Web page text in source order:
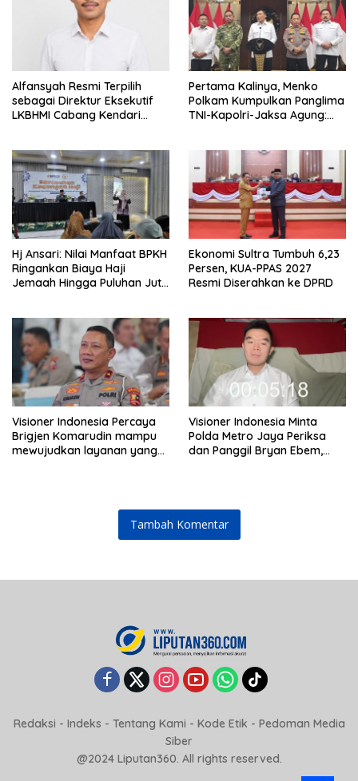
Alfansyah Resmi Terpilih
sebagai Direktur Eksekutif
LKBHMI Cabang Kendari
Pertama Kalinya, Menko
Polkam Kumpulkan Panglima
TNI-Kapolri-Jaksa Agung:
Hj Ansari: Nilai Manfaat BPKH
Ringankan Biaya Haji
Jemaah Hingga Puluhan Juta
Ekonomi Sultra Tumbuh 6,23
Persen, KUA-PPAS 2027
Resmi Diserahkan ke DPRD
Visioner Indonesia Percaya
Brigjen Komarudin mampu
mewujudkan layanan yang
Visioner Indonesia Minta
Polda Metro Jaya Periksa
dan Panggil Bryan Ebem,
Tambah Komentar
Redaksi - Indeks - Tentang Kami - Kode Etik - Pedoman Media
Siber
@2024 Liputan360. All rights reserved.